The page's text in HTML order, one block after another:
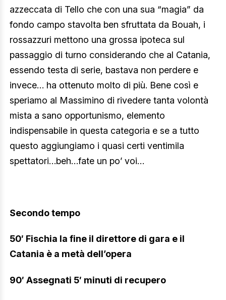
azzeccata di Tello che con una sua “magia” da
fondo campo stavolta ben sfruttata da Bouah, i
rossazzuri mettono una grossa ipoteca sul
passaggio di turno considerando che al Catania,
essendo testa di serie, bastava non perdere e
invece… ha ottenuto molto di più. Bene così e
speriamo al Massimino di rivedere tanta volontà
mista a sano opportunismo, elemento
indispensabile in questa categoria e se a tutto
questo aggiungiamo i quasi certi ventimila
spettatori…beh…fate un po’ voi…
Secondo tempo
50′ Fischia la fine il direttore di gara e il
Catania è a metà dell’opera
90′ Assegnati 5′ minuti di recupero